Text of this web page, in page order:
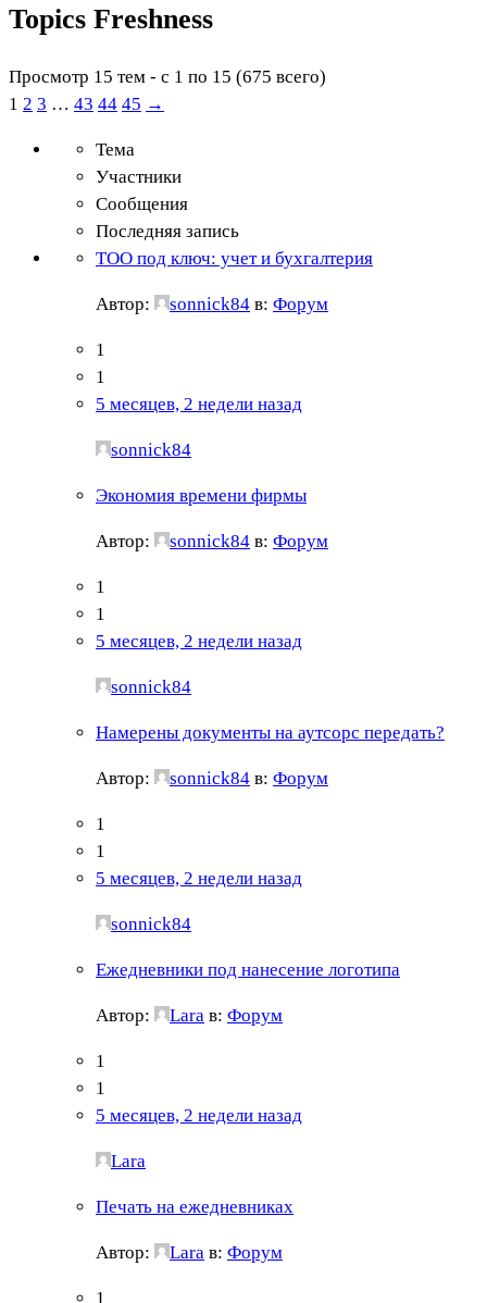
Topics Freshness
Просмотр 15 тем - с 1 по 15 (675 всего)
1 2 3 … 43 44 45 →
Тема
Участники
Сообщения
Последняя запись
ТОО под ключ: учет и бухгалтерия
Автор: sonnick84 в: Форум
1
1
5 месяцев, 2 недели назад
sonnick84
Экономия времени фирмы
Автор: sonnick84 в: Форум
1
1
5 месяцев, 2 недели назад
sonnick84
Намерены документы на аутсорс передать?
Автор: sonnick84 в: Форум
1
1
5 месяцев, 2 недели назад
sonnick84
Ежедневники под нанесение логотипа
Автор: Lara в: Форум
1
1
5 месяцев, 2 недели назад
Lara
Печать на ежедневниках
Автор: Lara в: Форум
1